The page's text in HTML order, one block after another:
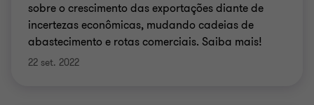
sobre o crescimento das exportações diante de
incertezas econômicas, mudando cadeias de
abastecimento e rotas comerciais. Saiba mais!
22 set. 2022